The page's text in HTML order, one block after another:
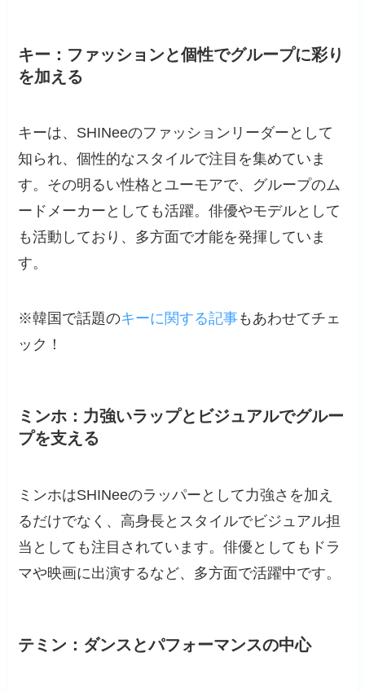
キー：ファッションと個性でグループに彩り
を加える
キーは、SHINeeのファッションリーダーとして
知られ、個性的なスタイルで注目を集めていま
す。その明るい性格とユーモアで、グループのム
ードメーカーとしても活躍。俳優やモデルとして
も活動しており、多方面で才能を発揮していま
す。
※韓国で話題のキーに関する記事もあわせてチェ
ック！
ミンホ：力強いラップとビジュアルでグルー
プを支える
ミンホはSHINeeのラッパーとして力強さを加え
るだけでなく、高身長とスタイルでビジュアル担
当としても注目されています。俳優としてもドラ
マや映画に出演するなど、多方面で活躍中です。
テミン：ダンスとパフォーマンスの中心